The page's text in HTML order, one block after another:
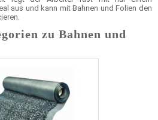
aus und kann mit Bahnen und Folien den
zu Bahnen und